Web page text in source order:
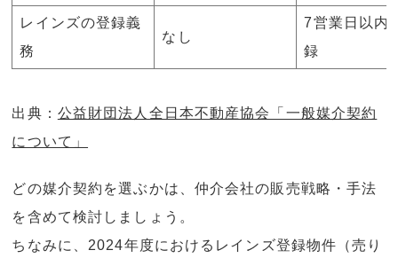
レインズの登録義
務
なし
7営業日以内
録
出典： 公益財団法人全日本不動産協会「一般媒介契約
について」
どの媒介契約を選ぶかは、仲介会社の販売戦略・手法
を含めて検討しましょう。
ちなみに、2024年度におけるレインズ登録物件（売り